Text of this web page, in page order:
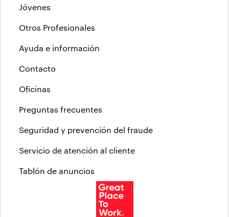
Jóvenes
Otros Profesionales
Ayuda e información
Contacto
Oficinas
Preguntas frecuentes
Seguridad y prevención del fraude
Servicio de atención al cliente
Tablón de anuncios